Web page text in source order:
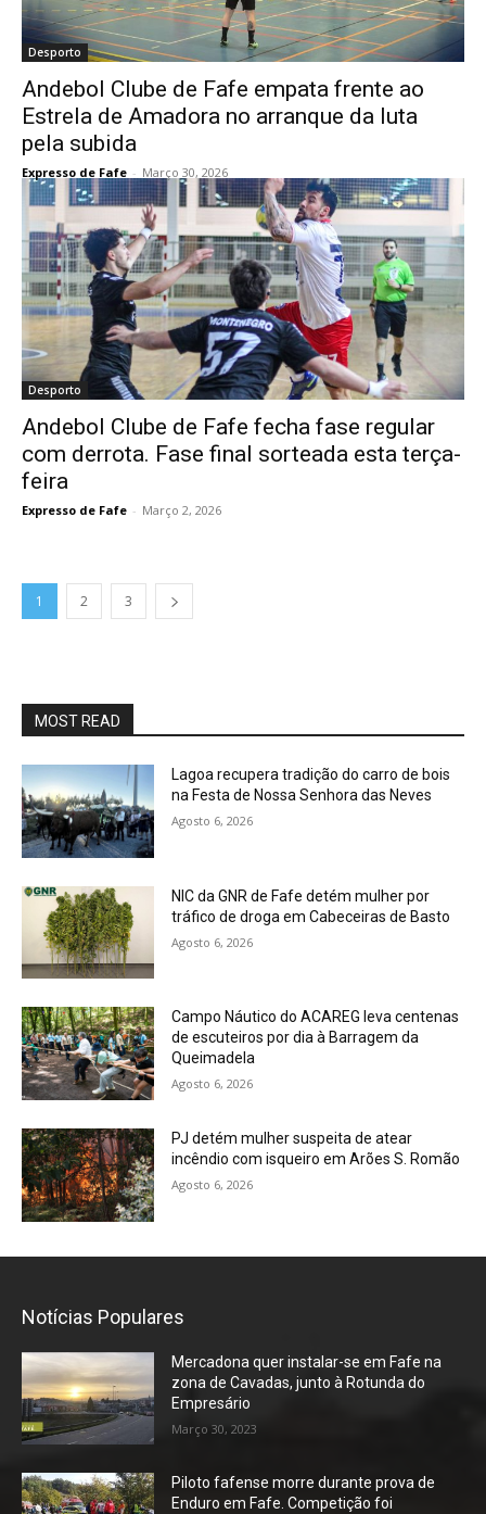
Desporto
Andebol Clube de Fafe empata frente ao
Estrela de Amadora no arranque da luta
pela subida
Expresso de Fafe - Março 30, 2026
Desporto
Andebol Clube de Fafe fecha fase regular
com derrota. Fase final sorteada esta terça-
feira
Expresso de Fafe - Março 2, 2026
1 2 3
MOST READ
Lagoa recupera tradição do carro de bois
na Festa de Nossa Senhora das Neves
Agosto 6, 2026
NIC da GNR de Fafe detém mulher por
tráfico de droga em Cabeceiras de Basto
Agosto 6, 2026
Campo Náutico do ACAREG leva centenas
de escuteiros por dia à Barragem da
Queimadela
Agosto 6, 2026
PJ detém mulher suspeita de atear
incêndio com isqueiro em Arões S. Romão
Agosto 6, 2026
Notícias Populares
Mercadona quer instalar-se em Fafe na
zona de Cavadas, junto à Rotunda do
Empresário
Março 30, 2023
Piloto fafense morre durante prova de
Enduro em Fafe. Competição foi